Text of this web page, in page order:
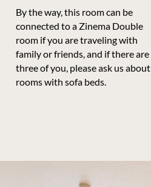
By the way, this room can be
connected to a Zinema Double
room if you are traveling with
family or friends, and if there are
three of you, please ask us about
rooms with sofa beds.